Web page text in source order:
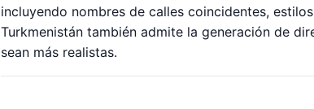
incluyendo nombres de calles coincidentes,
Turkmenistán también admite la generación de
sean más realistas.